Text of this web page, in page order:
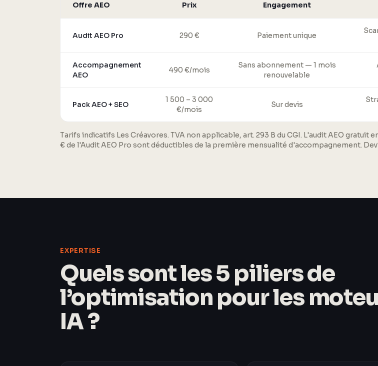
Offre AEO Prix Engagement
Audit AEO Pro 290 € Paiement unique
Accompagnement
AEO
490 €/mois
Sans abonnement — 1 mois
renouvelable
Pack AEO + SEO
1 500 – 3 000
€/mois
Sur devis
Tarifs indicatifs Les Créavores. TVA non applicable, art. 293 B du CGI. L'audit AEO
€ de l'Audit AEO Pro sont déductibles de la première mensualité d'accompagnement.
EXPERTISE
Quels sont les 5 piliers de
l’optimisation pour les
IA ?